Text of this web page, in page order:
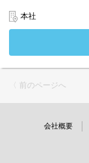
・入社時配属先：
本社
〈 前のページへ
会社概要